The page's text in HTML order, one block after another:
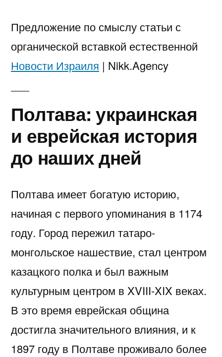
Предложение по смыслу статьи с
органической вставкой естественной
Новости Израиля | Nikk.Agency
Полтава: украинская
и еврейская история
до наших дней
Полтава имеет богатую историю,
начиная с первого упоминания в 1174
году. Город пережил татаро-
монгольское нашествие, стал центром
казацкого полка и был важным
культурным центром в XVIII-XIX веках.
В это время еврейская община
достигла значительного влияния, и к
1897 году в Полтаве проживало более